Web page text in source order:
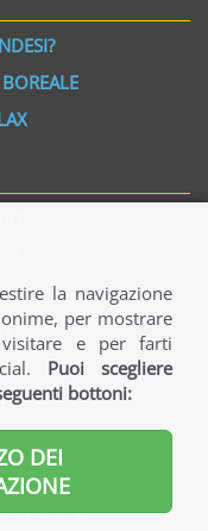
VENDITA
la navigazione
per mostrare
e per farti
Puoi scegliere
bottoni:
DEI